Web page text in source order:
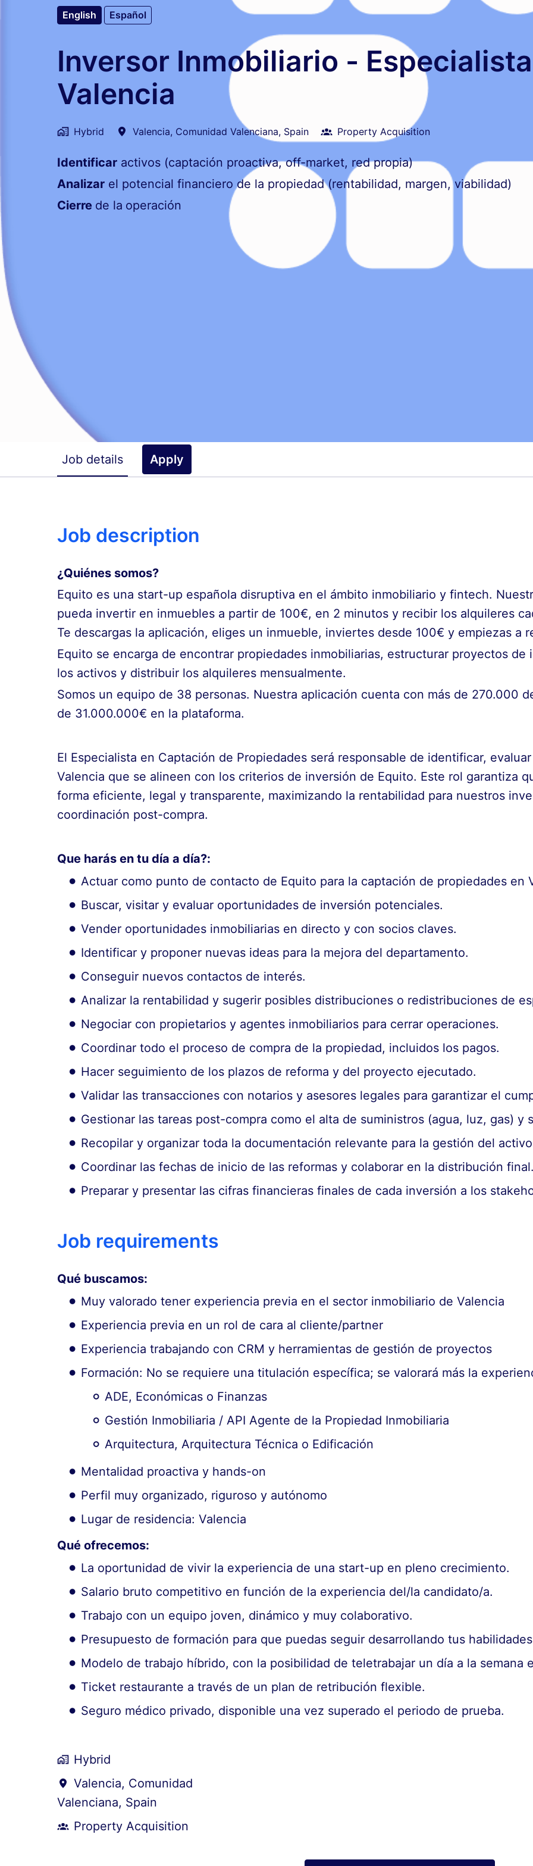
English Español
Inversor Inmobiliario -
Valencia
Hybrid Valencia, Comunidad Valenciana, Spain Property Acquisition
Identificar activos (captación proactiva, off-market, red propia)
Analizar el potencial financiero de la propiedad (rentabilidad, margen, viabilidad)
Cierre de la operación
Job details Apply
Job description
¿Quiénes somos?
Equito es una start-up española disruptiva en el ámbito inmobiliario y fintech.
pueda invertir en inmuebles a partir de 100€, en 2 minutos y recibir los alquileres
Te descargas la aplicación, eliges un inmueble, inviertes desde 100€ y empiezas a
Equito se encarga de encontrar propiedades inmobiliarias, estructurar proyectos
los activos y distribuir los alquileres mensualmente.
Somos un equipo de 38 personas. Nuestra aplicación cuenta con más de 270.000
de 31.000.000€ en la plataforma.
El Especialista en Captación de Propiedades será responsable de identificar,
Valencia que se alineen con los criterios de inversión de Equito. Este rol garantiza
forma eficiente, legal y transparente, maximizando la rentabilidad para nuestros
coordinación post-compra.
Que harás en tu día a día?:
Actuar como punto de contacto de Equito para la captación de propiedades en
Buscar, visitar y evaluar oportunidades de inversión potenciales.
Vender oportunidades inmobiliarias en directo y con socios claves.
Identificar y proponer nuevas ideas para la mejora del departamento.
Conseguir nuevos contactos de interés.
Analizar la rentabilidad y sugerir posibles distribuciones o redistribuciones de
Negociar con propietarios y agentes inmobiliarios para cerrar operaciones.
Coordinar todo el proceso de compra de la propiedad, incluidos los pagos.
Hacer seguimiento de los plazos de reforma y del proyecto ejecutado.
Validar las transacciones con notarios y asesores legales para garantizar el
Gestionar las tareas post-compra como el alta de suministros (agua, luz, gas) y
Recopilar y organizar toda la documentación relevante para la gestión del
Coordinar las fechas de inicio de las reformas y colaborar en la distribución final.
Preparar y presentar las cifras financieras finales de cada inversión a los
Job requirements
Qué buscamos:
Muy valorado tener experiencia previa en el sector inmobiliario de Valencia
Experiencia previa en un rol de cara al cliente/partner
Experiencia trabajando con CRM y herramientas de gestión de proyectos
Formación: No se requiere una titulación específica; se valorará más la
ADE, Económicas o Finanzas
Gestión Inmobiliaria / API Agente de la Propiedad Inmobiliaria
Arquitectura, Arquitectura Técnica o Edificación
Mentalidad proactiva y hands-on
Perfil muy organizado, riguroso y autónomo
Lugar de residencia: Valencia
Qué ofrecemos:
La oportunidad de vivir la experiencia de una start-up en pleno crecimiento.
Salario bruto competitivo en función de la experiencia del/la candidato/a.
Trabajo con un equipo joven, dinámico y muy colaborativo.
Presupuesto de formación para que puedas seguir desarrollando tus
Modelo de trabajo híbrido, con la posibilidad de teletrabajar un día a la semana
Ticket restaurante a través de un plan de retribución flexible.
Seguro médico privado, disponible una vez superado el periodo de prueba.
Hybrid
Valencia, Comunidad
Valenciana, Spain
Property Acquisition